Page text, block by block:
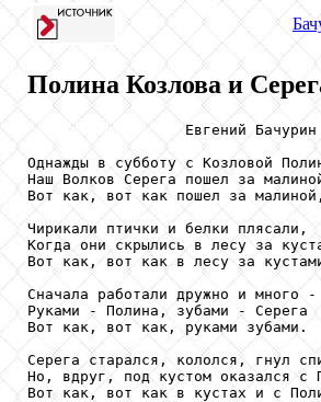
Полина Козлова и
                  Евгений Бачурин
Однажды в субботу с Козловой
Наш Волков Серега пошел за
Вот как, вот как пошел за малиной,
Чирикали птички и белки плясали,
Когда они скрылись в лесу за
Вот как, вот как в лесу за
Сначала работали дружно и много -
Руками - Полина, зубами - Серега
Вот как, вот как, руками зубами.
Серега старался, кололся, гнул
Но, вдруг, под кустом оказался с
Вот как, вот как в кустах и с